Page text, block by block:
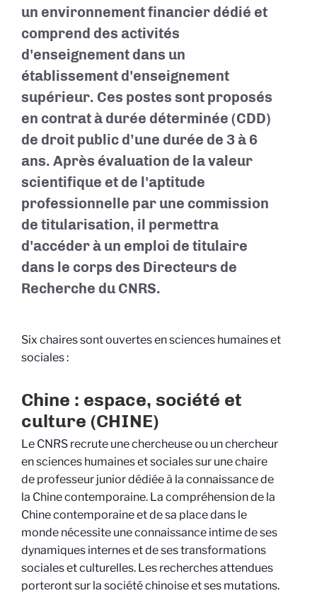
un environnement financier dédié et
comprend des activités
d'enseignement dans un
établissement d'enseignement
supérieur. Ces postes sont proposés
en contrat à durée déterminée (CDD)
de droit public d’une durée de 3 à 6
ans. Après évaluation de la valeur
scientifique et de l'aptitude
professionnelle par une commission
de titularisation, il permettra
d'accéder à un emploi de titulaire
dans le corps des Directeurs de
Recherche du CNRS.
Six chaires sont ouvertes en sciences humaines et
sociales :
Chine : espace, société et
culture (CHINE)
Le CNRS recrute une chercheuse ou un chercheur
en sciences humaines et sociales sur une chaire
de professeur junior dédiée à la connaissance de
la Chine contemporaine. La compréhension de la
Chine contemporaine et de sa place dans le
monde nécessite une connaissance intime de ses
dynamiques internes et de ses transformations
sociales et culturelles. Les recherches attendues
porteront sur la société chinoise et ses mutations.